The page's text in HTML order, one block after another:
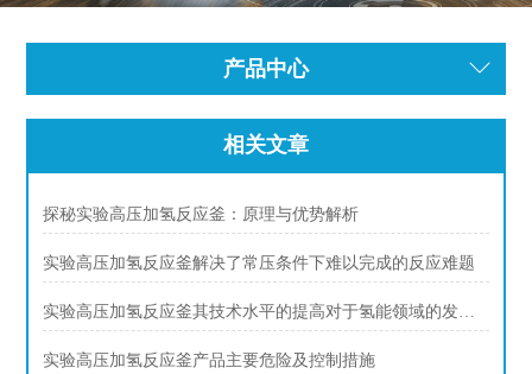
产品中心
相关文章
探秘实验高压加氢反应釜：原理与优势解析
实验高压加氢反应釜解决了常压条件下难以完成的反应难题
实验高压加氢反应釜其技术水平的提高对于氢能领域的发展具有重要意义
实验高压加氢反应釜产品主要危险及控制措施